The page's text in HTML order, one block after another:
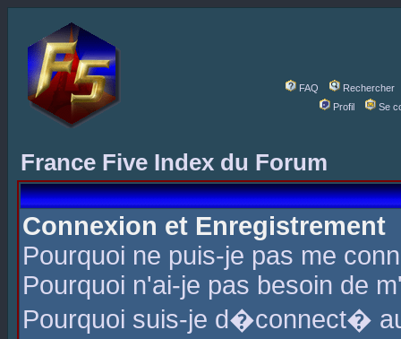
FAQ
Rechercher
Profil
Se
France Five Index du Forum
Connexion et Enregistrement
Pourquoi ne puis-je pas me
Pourquoi n'ai-je pas besoin de
Pourquoi suis-je d�connect�